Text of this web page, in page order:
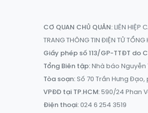
CƠ QUAN CHỦ QUẢN:LIÊN HIỆP
TRANG THÔNG TIN ĐIỆN TỬ
Giấy phép số 113/GP-TTĐT do
Tổng Biên tập:Nhà báo Nguyễn
Tòa soạn:Số 70 Trần Hưng
VPĐD tại TP.HCM:590/24 Phan
Điện thoại:024 6 254 3519